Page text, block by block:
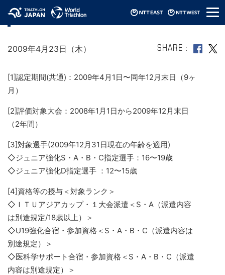
メ
ニ
2009年ジュニア強化指定選手制度(発表)
2009年4月23日（木） SHARE
[1]認定期間(共通)：2009年4月1日〜同年12月末日（9ヶ
月）
[2]評価対象大会：2008年1月1日から2009年12月末日
（2年間）
[3]対象選手(2009年12月31日現在の年齢を適用)
◇ジュニア強化S・A・B・C指定選手：16〜19歳
◇ジュニア強化D指定選手 ：12〜15歳
[4]資格等の授与＜対象ランク＞
◇ＩＴＵアジアカップ・１大会派遣＜S・A（派遣内容
は別途規定/18歳以上）＞
◇U19強化合宿・参加資格＜S・A・B・C（派遣内容は
別途規定）＞
◇医科学サポート合宿・参加資格＜S・A・B・C（派遣
内容は別途規定）＞